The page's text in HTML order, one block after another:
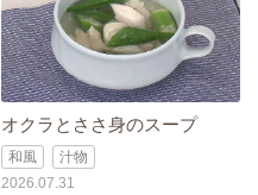
オクラとささ身のスープ
和風
汁物
2026.07.31